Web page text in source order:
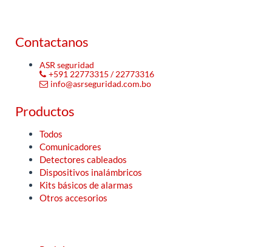
Contactanos
ASR seguridad
+591 22773315 / 22773316
info@asrseguridad.com.bo
Productos
Todos
Comunicadores
Detectores cableados
Dispositivos inalámbricos
Kits básicos de alarmas
Otros accesorios